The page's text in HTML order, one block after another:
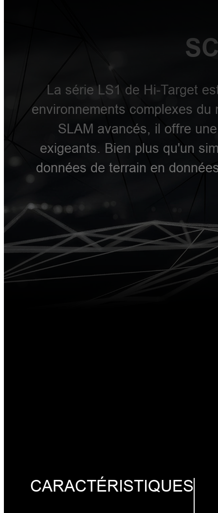
La série LS1 de Hi-Target
environnements complexes
SLAM avancés, il offre
exigeants. Bien plus qu'un
données de terrain en
CARACTÉRISTIQUES